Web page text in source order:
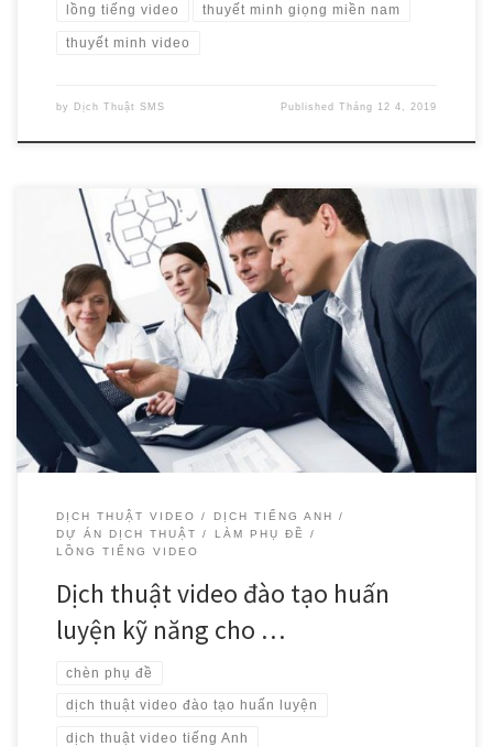
lồng tiếng video thuyết minh giọng miền nam
thuyết minh video
by Dịch Thuật SMS PublishedTháng 12 4, 2019
Xin giới thiệu một số sản phẩm tiêu biểu của chúng tôi cho dịch vụ
dịch thuật video về đào tạo, huấn luyện, elearning từ Anh sang Việt,
chèn sub tiếng Việt và lồng tiếng video. Dịch vụ này nhằm đáp ứng
nhu cầu bồi dưỡng, nâng cao trình độ chuyên môn […]
DỊCH THUẬT VIDEO
DỊCH TIẾNG ANH
DỰ ÁN DỊCH THUẬT
LÀM PHỤ ĐỀ
LỒNG TIẾNG VIDEO
Dịch thuật video đào tạo huấn
luyện kỹ năng cho …
chèn phụ đề
dịch thuật video đào tạo huấn luyện
dịch thuật video tiếng Anh